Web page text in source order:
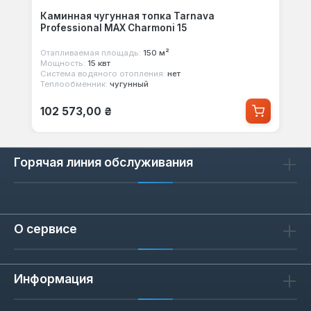
Каминная чугунная топка Tarnava
Professional MAX Charmoni 15
Отапливаемая площадь: 150 м²
Мощность: 15 квт
Система водяного отопления: нет
Теплообменник: чугунный
Обычная цена:
102 573,00 ₴
Горячая линия обслуживания
О сервисе
Информация